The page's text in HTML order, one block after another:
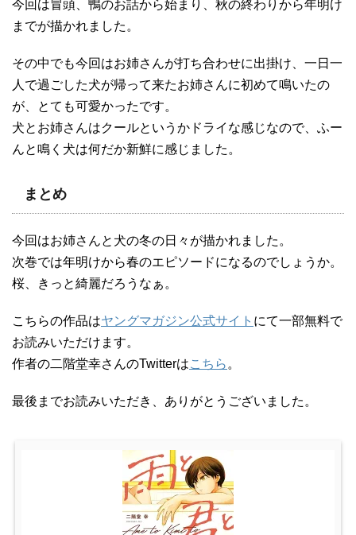
今回は冒頭、鴨のお話から始まり、秋の終わりから年明け
までが描かれました。
その中でも今回はお姉さんが打ち合わせに出掛け、一日一
人で過ごした犬が帰って来たお姉さんに初めて鳴いたの
が、とても可愛かったです。
犬とお姉さんはクールというかドライな感じなので、ふー
んと鳴く犬は何だか新鮮に感じました。
まとめ
今回はお姉さんと犬の冬の日々が描かれました。
次巻では年明けから春のエピソードになるのでしょうか。
桜、きっと綺麗だろうなぁ。
こちらの作品はヤングマガジン公式サイト にて一部無料で
お読みいただけます。
作者の二階堂幸さんのTwitterはこちら 。
最後までお読みいただき、ありがとうございました。